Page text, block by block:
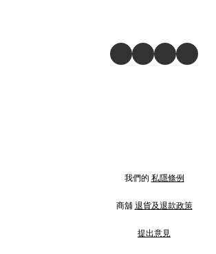
我們的 私隱條例
商舖 退貨及退款政策
提出意見